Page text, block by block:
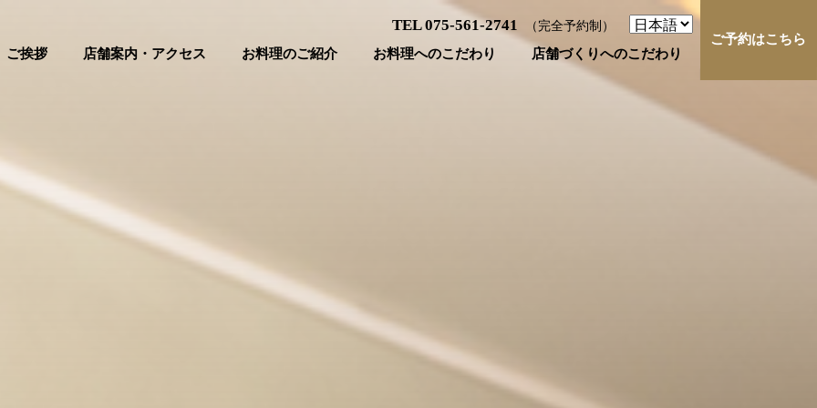
TEL 075-561-2741 （完全予約制）
ご予約はこちら
ご挨拶 店舗案内・アクセス お料理のご紹介 お料理へのこだわり 店舗づくりへのこだわり